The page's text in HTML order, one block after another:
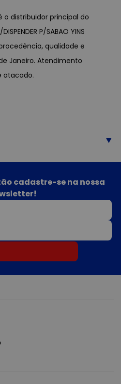
o distribuidor principal do
P/SABAO YINS
qualidade e
Janeiro. Atendimento
atacado.
cadastre-se na nossa